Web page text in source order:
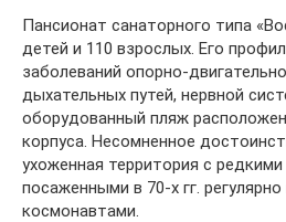
Пансионат санаторного типа
детей и 110 взрослых. Его
заболеваний опорно-
дыхательных путей, нервной
оборудованный пляж
корпуса. Несомненное
ухоженная территория с
посаженными в 70-х гг.
космонавтами.